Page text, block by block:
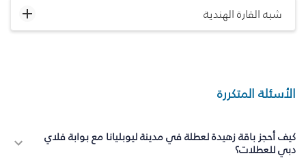
شبه القارة الهندية
الأسئلة المتكررة
كيف أحجز باقة زهيدة لعطلة في مدينة ليوبليانا مع بوابة فلاي
دبي للعطلات؟